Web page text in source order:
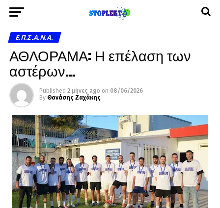
Ε.Π.Σ.Α.Ν.Α.
ΑΘΛΟΡΑΜΑ: Η επέλαση των
αστέρων…
Published 2 μήνες ago on 08/06/2026
By Θανάσης Ζαχάκης